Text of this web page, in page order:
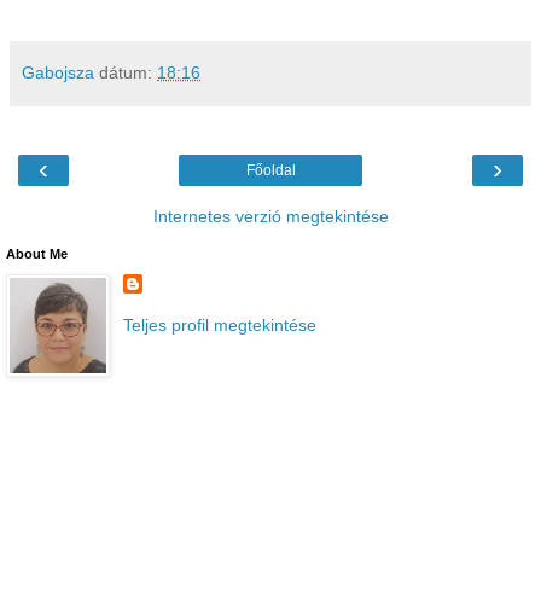
Gabojsza dátum: 18:16
‹ ›
Főoldal
Internetes verzió megtekintése
About Me
Teljes profil megtekintése